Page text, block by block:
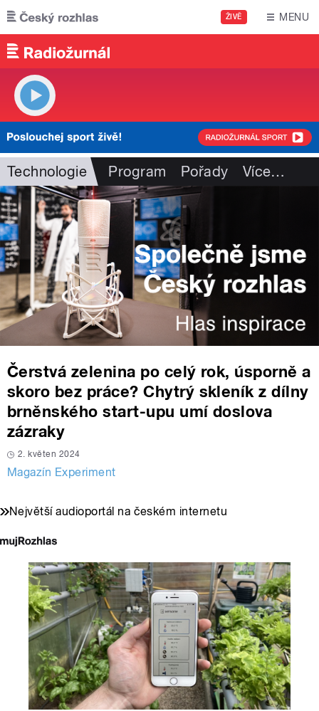
Přejít k hlavnímu obsahu
ŽIVĚ MENU
Technologie Program Pořady Více…
Čerstvá zelenina po celý rok, úsporně a
skoro bez práce? Chytrý skleník z dílny
brněnského start-upu umí doslova
zázraky
2. květen 2024
Magazín Experiment
Největší audioportál na českém internetu